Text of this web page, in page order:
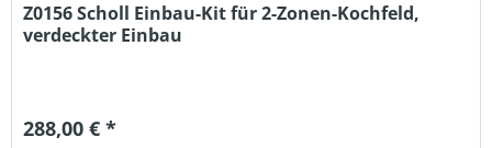
Z0156 Scholl Einbau-Kit für 2-Zonen-Kochfeld,
verdeckter Einbau
288,00 € *